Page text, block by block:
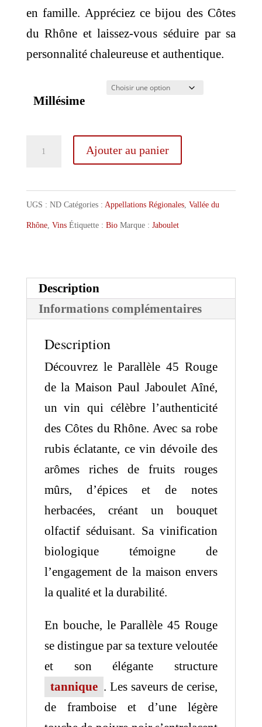
en famille. Appréciez ce bijou des Côtes
du Rhône et laissez-vous séduire par sa
personnalité chaleureuse et authentique.
Millésime
quantité
Parallèle
45
Ajouter au panier
UGS : ND Catégories : Appellations Régionales, Vallée du
Rhône, Vins Étiquette : Bio Marque : Jaboulet
Description
Informations complémentaires
Description
Découvrez le Parallèle 45 Rouge
de la Maison Paul Jaboulet Aîné,
un vin qui célèbre l’authenticité
des Côtes du Rhône. Avec sa robe
rubis éclatante, ce vin dévoile des
arômes riches de fruits rouges
mûrs, d’épices et de notes
herbacées, créant un bouquet
olfactif séduisant. Sa vinification
biologique témoigne de
l’engagement de la maison envers
la qualité et la durabilité.
En bouche, le Parallèle 45 Rouge
se distingue par sa texture veloutée
et son élégante structure
tannique . Les saveurs de cerise,
de framboise et d’une légère